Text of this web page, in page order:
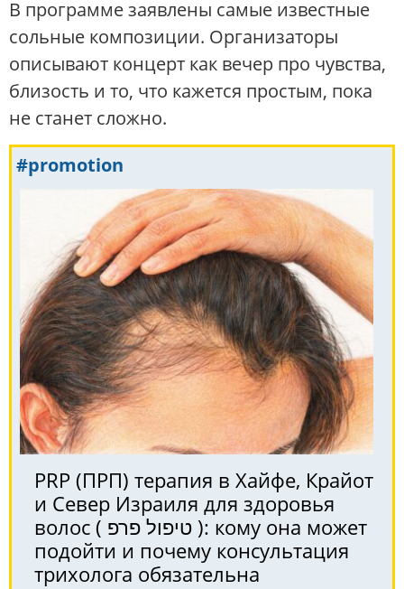
В программе заявлены самые известные
сольные композиции. Организаторы
описывают концерт как вечер про чувства,
близость и то, что кажется простым, пока
не станет сложно.
#promotion
PRP (ПРП) терапия в Хайфе, Крайот
и Север Израиля для здоровья
волос ( טיפול פרפ ): кому она может
подойти и почему консультация
трихолога обязательна